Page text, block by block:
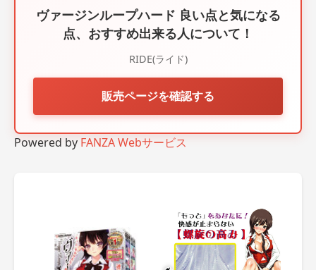
ヴァージンループハード 良い点と気になる
点、おすすめ出来る人について！
RIDE(ライド)
販売ページを確認する
Powered by FANZA Webサービス